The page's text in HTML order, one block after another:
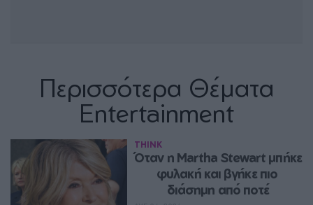
Περισσότερα Θέματα
Entertainment
THINK
Όταν η Martha Stewart μπήκε
φυλακή και βγήκε πιο
διάσημη από ποτέ